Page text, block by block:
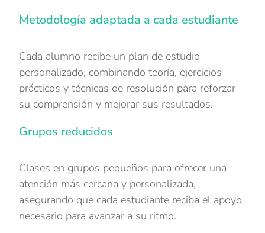
Metodología adaptada a cada estudiante
Cada alumno recibe un plan de estudio
personalizado, combinando teoría, ejercicios
prácticos y técnicas de resolución para reforzar
su comprensión y mejorar sus resultados.
Grupos reducidos
Clases en grupos pequeños para ofrecer una
atención más cercana y personalizada,
asegurando que cada estudiante reciba el apoyo
necesario para avanzar a su ritmo.